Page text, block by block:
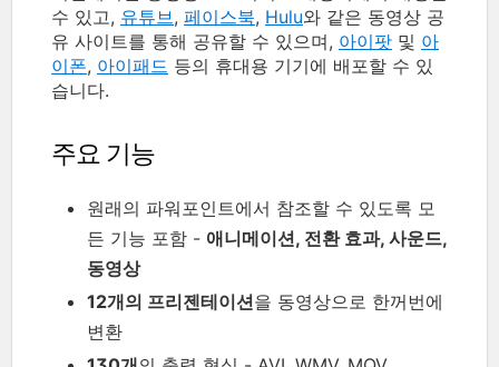
수 있고, 유튜브 , 페이스북, Hulu와 같은 동영상 공
유 사이트를 통해 공유할 수 있으며, 아이팟 및 아
이폰, 아이패드 등의 휴대용 기기에 배포할 수 있
습니다.
주요 기능
원래의 파워포인트에서 참조할 수 있도록 모
든 기능 포함 - 애니메이션, 전환 효과, 사운드,
동영상
12개의 프리젠테이션을 동영상으로 한꺼번에
변환